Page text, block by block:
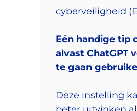
cyberveiligheid
Eén handige tip
alvast ChatGPT
te gaan
Deze instelling